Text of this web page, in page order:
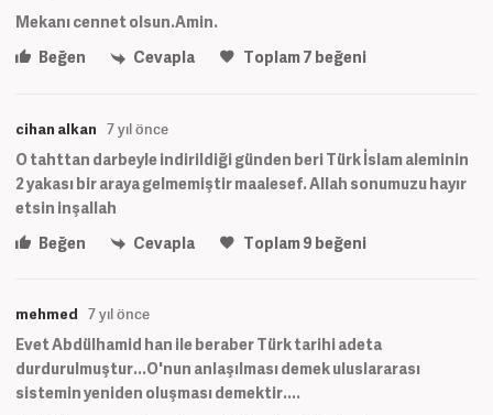
Mekanı cennet olsun.Amin.
Beğen
Cevapla Toplam7 beğeni
cihan alkan 7 yıl önce
O tahttan darbeyle indirildiği günden beri Türk İslam aleminin
2 yakası bir araya gelmemiştir maalesef. Allah sonumuzu hayır
etsin inşallah
Beğen
Cevapla Toplam9 beğeni
mehmed 7 yıl önce
Evet Abdülhamid han ile beraber Türk tarihi adeta
durdurulmuştur...O'nun anlaşılması demek uluslararası
sistemin yeniden oluşması demektir....